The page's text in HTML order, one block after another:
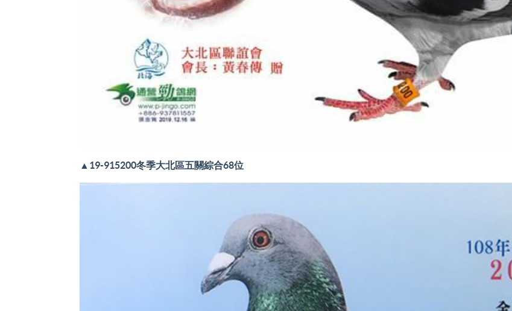
▲19-915200冬季大北區五關綜合68位